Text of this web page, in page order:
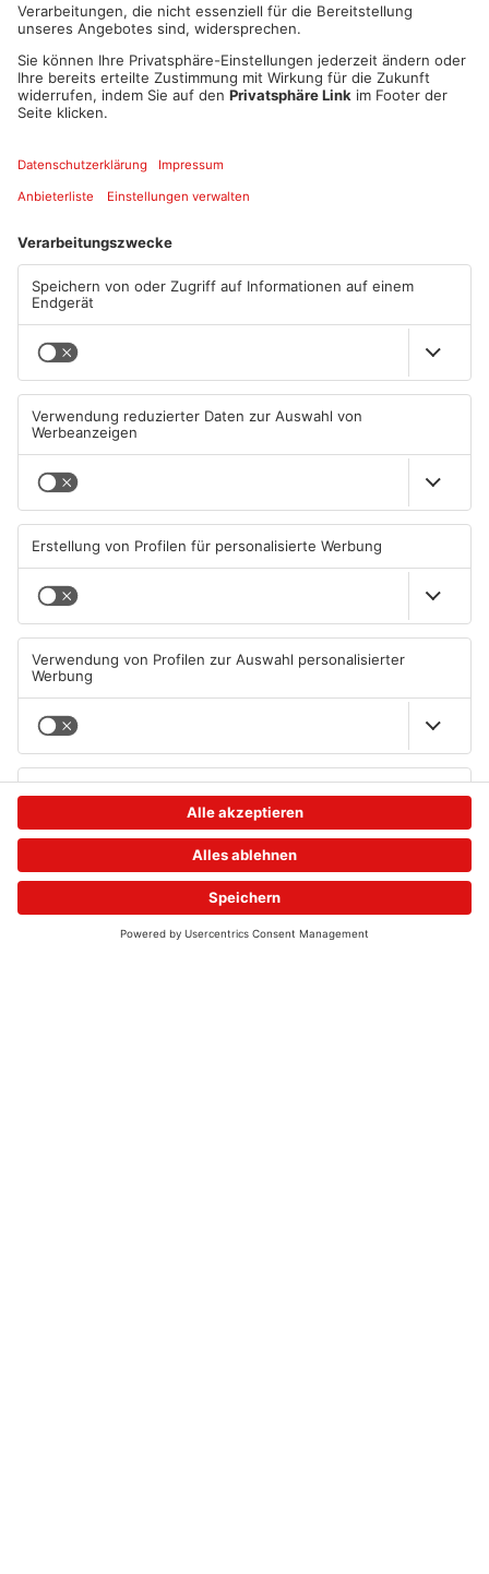
in Gewahrsam genommen. Die Beamten wurden bei den
Widerstandshandlungen nicht verletzt. Der Mann erwartet nun
eine Anzeige wegen Beleidigung und Widerstand gegen
Vollstreckungsbeamten.
Quelle: Polizei Aschaffenburg
Artikel teilen